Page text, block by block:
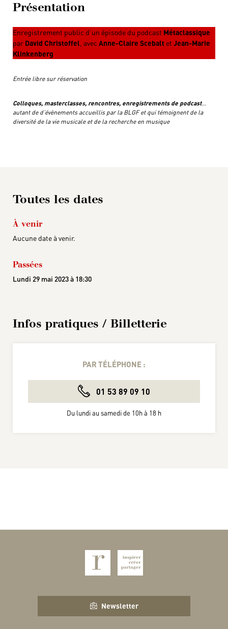
Présentation
Enregistrement public d’un épisode du podcast Métaclassique
par David Christoffel , avec Anne-Claire Scebalt et Jean-Marie
Klinkenberg
Entrée libre sur réservation
Colloques, masterclasses, rencontres, enregistrements de podcast…
autant de d’évènements accueillis par la BLGF et qui témoignent de la
diversité de la vie musicale et de la recherche en musique
Toutes les dates
À venir
Aucune date à venir.
Passées
Lundi 29 mai 2023 à 18:30
Infos pratiques / Billetterie
PAR TÉLÉPHONE :
01 53 89 09 10
Du lundi au samedi de 10h à 18 h
Newsletter